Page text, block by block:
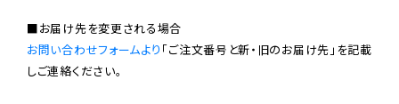
お問い合わせフォームより 「ご注文番号と新・旧のお届け先」を記載
しご連絡ください。